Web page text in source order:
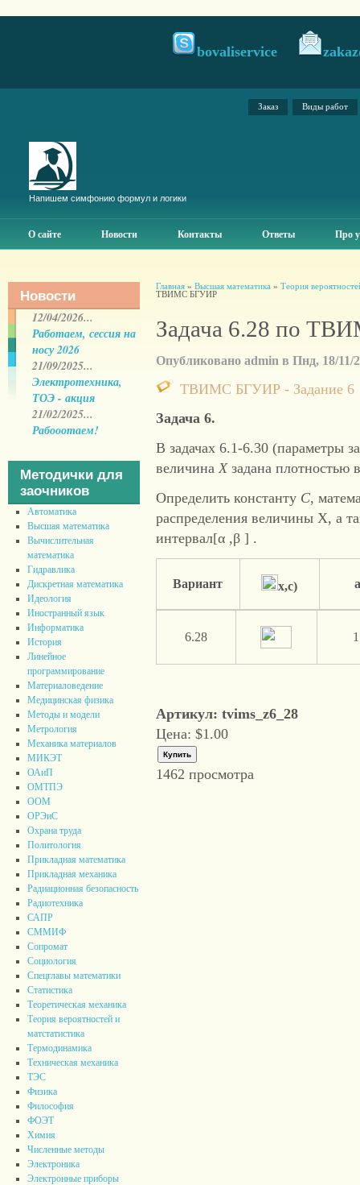
bovaliservice
Заказ Виды работ
Напишем симфонию формул и логики
О сайте Новости Контакты Ответы Про
Новости
12/04/2026...
Работаем, сессия на
носу 2026
21/09/2025...
Электротехника,
ТОЭ - акция
21/02/2025...
Рабооотаем!
Методички для
заочников
Автоматика
Высшая математика
Вычислительная
математика
Гидравлика
Дискретная математика
Идеология
Иностранный язык
Информатика
История
Линейное
программирование
Материаловедение
Медицинская физика
Методы и модели
Метрология
Механика материалов
МИКЭТ
ОАиП
ОМТПЭ
ООМ
ОРЭиС
Охрана труда
Политология
Прикладная математика
Прикладная механика
Радиационная безопасность
Радиотехника
САПР
СММИФ
Сопромат
Социология
Спецглавы математики
Статистика
Теоретическая механика
Теория вероятностей и
матстатистика
Термодинамика
Техническая механика
ТЭС
Физика
Философия
ФОЭТ
Химия
Численные методы
Электроника
Электронные приборы
Главная» Высшая математика » Теория
ТВИМС БГУИР
Задача 6.28 по
Опубликовано admin в Пнд, 18/11/
ТВИМС БГУИР - Задание 6
Задача 6.
В задачах 6.1-6.30 (параметры
величина Х задана плотностью
Определить константу С,
распределения величины Х, а
интервал[α ,β ] .
Вариант x,c)
6.28 1
Артикул: tvims_z6_28
Цена: $1.00
1462 просмотра